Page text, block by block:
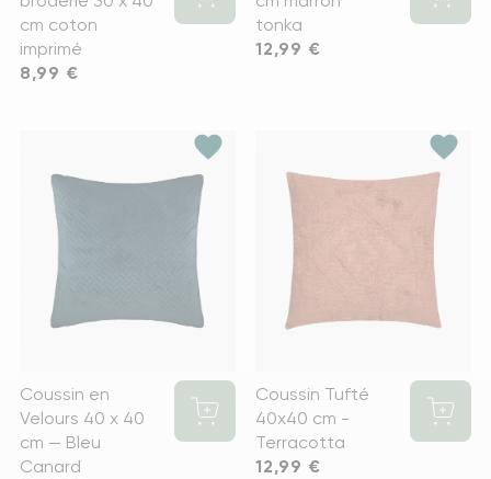
cm coton
imprimé
Prix
8,99 €
tonka
Prix
12,99 €
favorite
Coussin en
Velours 40 x 40
cm — Bleu
Canard
favorite
Coussin Tufté
40x40 cm -
Terracotta
Prix
12,99 €